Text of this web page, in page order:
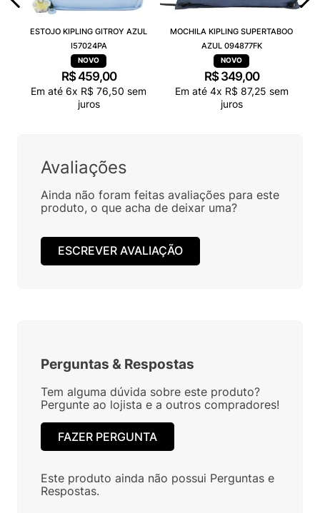
ESTOJO KIPLING GITROY AZUL
I57024PA
R$459,00
Em até 6x R$ 76,50 sem
juros
MOCHILA KIPLING SUPERTABOO
AZUL 094877FK
R$ 349,00
Em até 4x R$ 87,25 sem
juros
Avaliações
Ainda não foram feitas avaliações para este
produto, o que acha de deixar uma?
ESCREVER AVALIAÇÃO
Perguntas & Respostas
Tem alguma dúvida sobre este produto?
Pergunte ao lojista e a outros compradores!
FAZER PERGUNTA
Este produto ainda não possui Perguntas e
Respostas.